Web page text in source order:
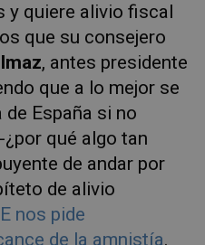
y quiere alivio fiscal
que su consejero
, antes presidente
que a lo mejor se
de España si no
qué algo tan
de andar por
de alivio
nos pide
de la amnistía.